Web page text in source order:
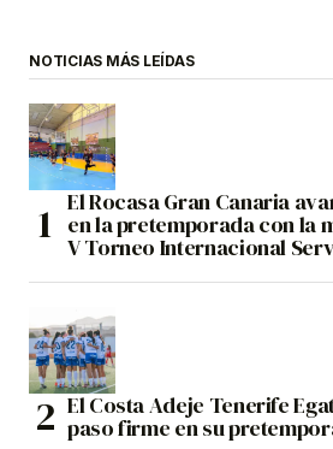
NOTICIAS MÁS LEÍDAS
El Rocasa Gran Canaria
en la pretemporada con la
V Torneo Internacional
El Costa Adeje Tenerife
paso firme en su